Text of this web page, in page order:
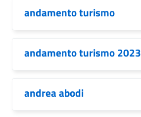
andamento turismo
andamento turismo 2023
andrea abodi